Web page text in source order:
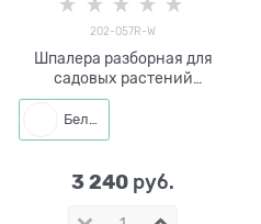
202-057R-W
Шпалера разборная для
садовых растений
Одуванчик 202-057R-W
Белый
3 240 руб.